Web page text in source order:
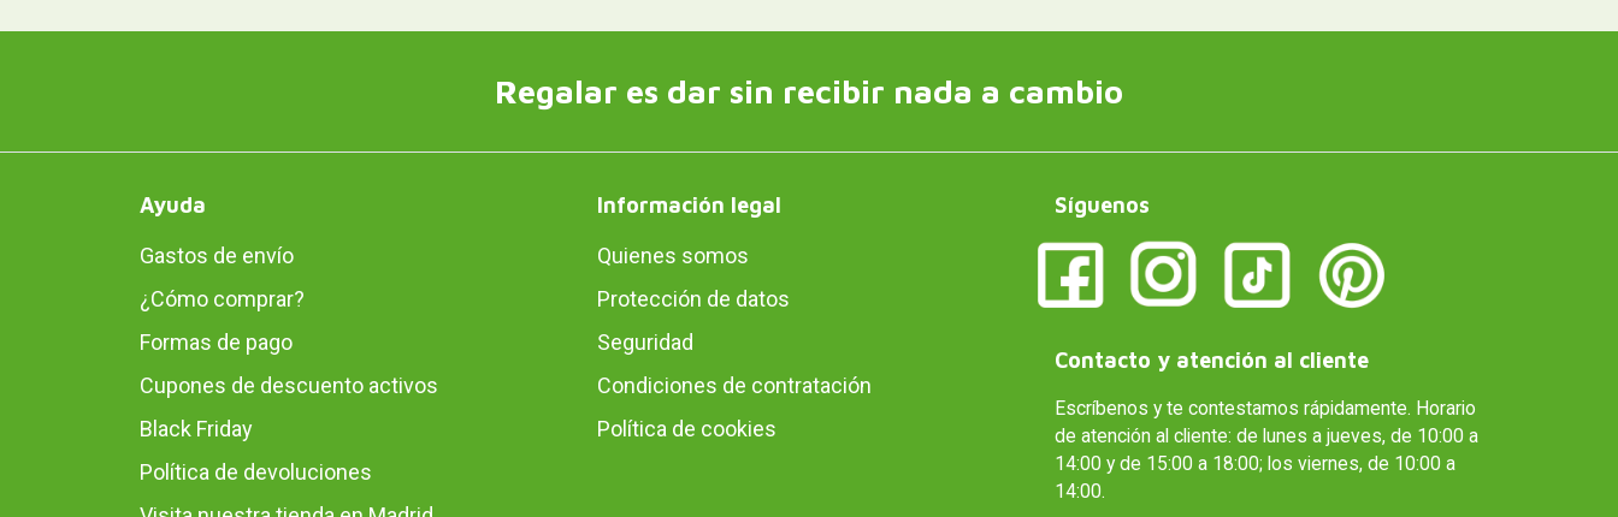
Regalar es dar sin recibir nada a cambio
Ayuda
Gastos de envío
¿Cómo comprar?
Formas de pago
Cupones de descuento activos
Black Friday
Política de devoluciones
Información legal
Quienes somos
Protección de datos
Seguridad
Condiciones de contratación
Política de cookies
Síguenos
Contacto y atención al cliente
Escríbenos y te contestamos rápidamente. Horario
de atención al cliente: de lunes a jueves, de 10:00 a
14:00 y de 15:00 a 18:00; los viernes, de 10:00 a
14:00.